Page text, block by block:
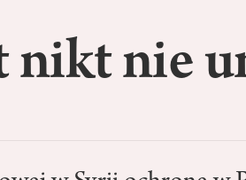
nikt nie